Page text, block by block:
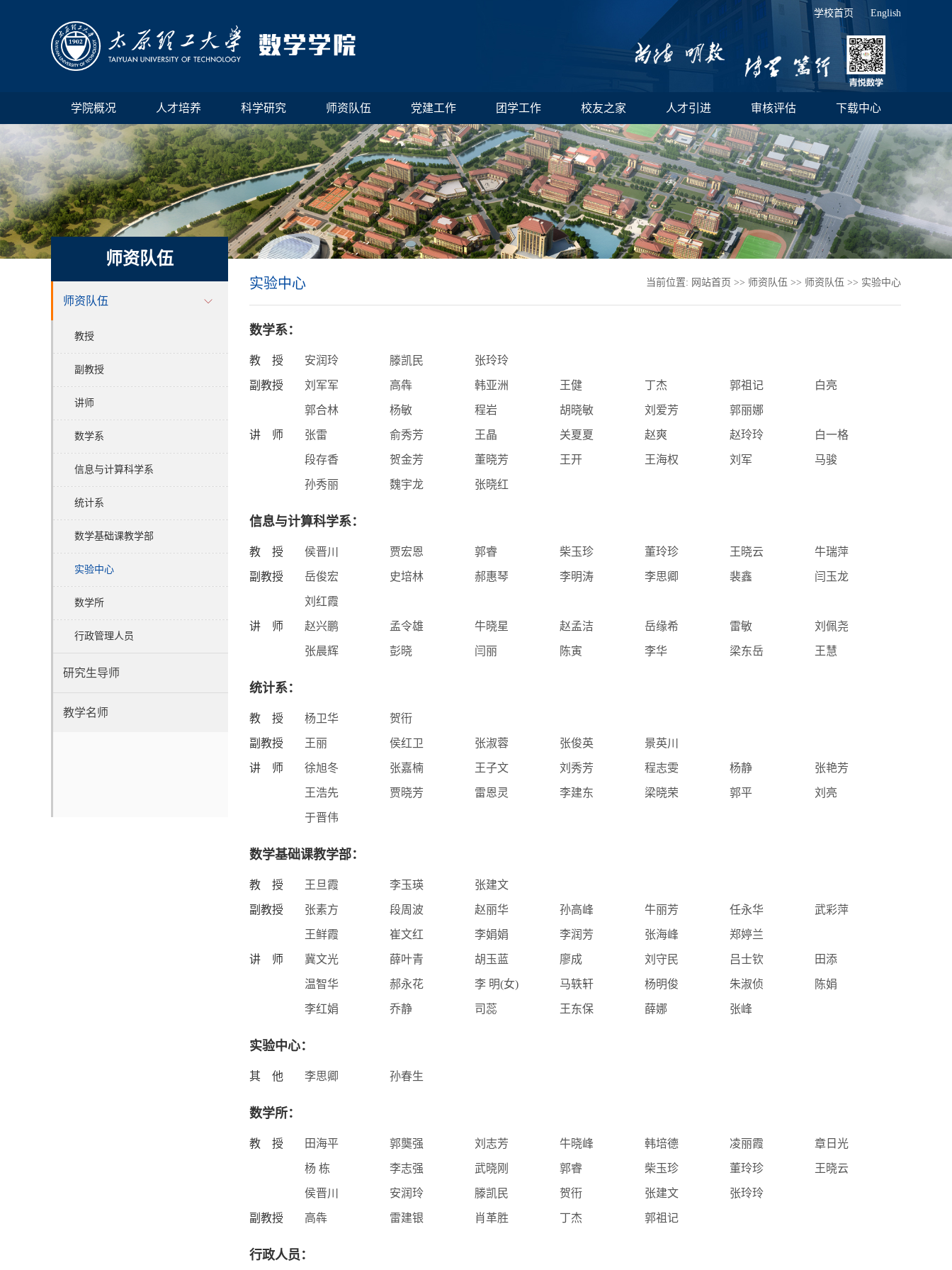
学校首页 English
学院概况 人才培养 科学研究 师资队伍 党建工作 团学工作 校友之家 人才引进 审核评估 下载中心
师资队伍
师资队伍
教授
副教授
讲师
数学系
信息与计算科学系
统计系
数学基础课教学部
实验中心
数学所
行政管理人员
研究生导师
教学名师
实验中心 当前位置: 网站首页 >> 师资队伍 >> 师资队伍 >> 实验中心
数学系：
教 授 安润玲 滕凯民 张玲玲
副教授 刘军军 高犇 韩亚洲 王健 丁杰 郭祖记 白亮
郭合林 杨敏 程岩 胡晓敏 刘爱芳 郭丽娜
讲 师 张雷 俞秀芳 王晶 关夏夏 赵爽 赵玲玲 白一格
段存香 贺金芳 董晓芳 王开 王海权 刘军 马骏
孙秀丽 魏宇龙 张晓红
信息与计算科学系：
教 授 侯晋川 贾宏恩 郭睿 柴玉珍 董玲珍 王晓云 牛瑞萍
副教授 岳俊宏 史培林 郝惠琴 李明涛 李思卿 裴鑫 闫玉龙
刘红霞
讲 师 赵兴鹏 孟令雄 牛晓星 赵孟洁 岳缘希 雷敏 刘佩尧
张晨辉 彭晓 闫丽 陈寅 李华 梁东岳 王慧
统计系：
教 授 杨卫华 贺衎
副教授 王丽 侯红卫 张淑蓉 张俊英 景英川
讲 师 徐旭冬 张嘉楠 王子文 刘秀芳 程志雯 杨静 张艳芳
王浩先 贾晓芳 雷恩灵 李建东 梁晓荣 郭平 刘亮
于晋伟
数学基础课教学部：
教 授 王旦霞 李玉瑛 张建文
副教授 张素方 段周波 赵丽华 孙高峰 牛丽芳 任永华 武彩萍
王鲜霞 崔文红 李娟娟 李润芳 张海峰 郑婷兰
讲 师 冀文光 薛叶青 胡玉蓝 廖成 刘守民 吕士钦 田添
温智华 郝永花 李 明(女) 马轶轩 杨明俊 朱淑侦 陈娟
李红娟 乔静 司蕊 王东保 薛娜 张峰
实验中心：
其 他 李思卿 孙春生
数学所：
教 授 田海平 郭龑强 刘志芳 牛晓峰 韩培德 凌丽霞 章日光
杨 栋 李志强 武晓刚 郭睿 柴玉珍 董玲珍 王晓云
侯晋川 安润玲 滕凯民 贺衎 张建文 张玲玲
副教授 高犇 雷建银 肖革胜 丁杰 郭祖记
行政人员：